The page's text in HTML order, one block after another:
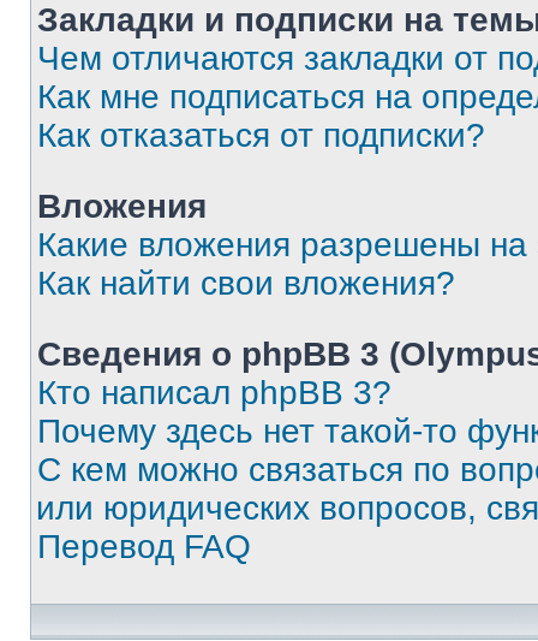
Закладки и подписки на
Чем отличаются закладки от
Как мне подписаться на
Как отказаться от подписки?
Вложения
Какие вложения разрешены
Как найти свои вложения?
Сведения о phpBB 3
Кто написал phpBB 3?
Почему здесь нет такой-то
С кем можно связаться по
или юридических вопросов,
Перевод FAQ